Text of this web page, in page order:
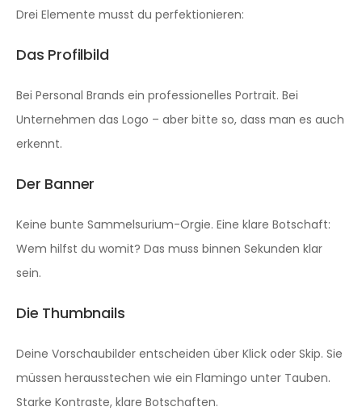
Drei Elemente musst du perfektionieren:
Das Profilbild
Bei Personal Brands ein professionelles Portrait. Bei
Unternehmen das Logo – aber bitte so, dass man es auch
erkennt.
Der Banner
Keine bunte Sammelsurium-Orgie. Eine klare Botschaft:
Wem hilfst du womit? Das muss binnen Sekunden klar
sein.
Die Thumbnails
Deine Vorschaubilder entscheiden über Klick oder Skip. Sie
müssen herausstechen wie ein Flamingo unter Tauben.
Starke Kontraste, klare Botschaften.